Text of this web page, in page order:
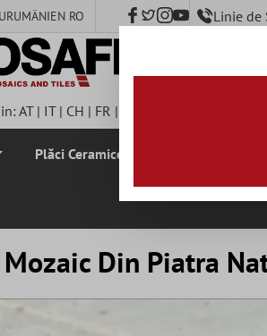
RUMÄNIEN RO Linie de
AT| IT| CH | FR |
Plăci Ceramice Pentru Pereti
Din Piatra